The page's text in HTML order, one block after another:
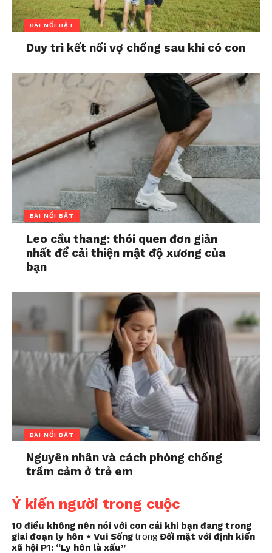
BÀI NỔI BẬT
Duy trì kết nối vợ chồng sau khi có con
BÀI NỔI BẬT
Leo cầu thang: thói quen đơn giản
nhất để cải thiện mật độ xương của
bạn
BÀI NỔI BẬT
Nguyên nhân và cách phòng chống
trầm cảm ở trẻ em
Ý kiến người trong cuộc
10 điều không nên nói với con cái khi bạn đang trong
giai đoạn ly hôn ⋆ Vui SốngtrongĐối mặt với định kiến
xã hội P1: “Ly hôn là xấu”